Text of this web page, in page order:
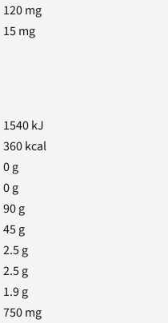
120mg
15mg
1540kJ
360kcal
0g
0g
90g
45g
2.5g
2.5g
1.9g
750mg